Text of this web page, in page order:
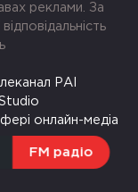
FM радіо
реклами. За
РАІ
онлайн-медіа